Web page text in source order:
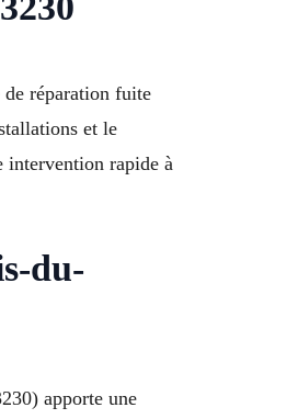
de réparation fuite
et le
intervention rapide à
du-
apporte une